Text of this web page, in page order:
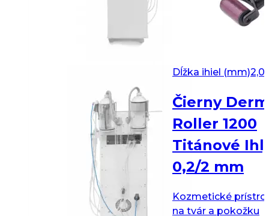
Dĺžka ihiel (mm)2,0
Čierny
Roller 1200
Titánové
0,2/2 mm
Kozmetické
na tvár a pokožku